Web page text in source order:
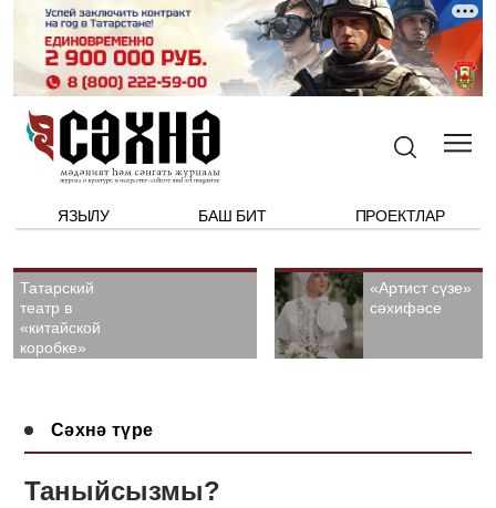
ЯЗЫЛУ БАШ БИТ ПРОЕКТЛАР
Татарский
театр в
«китайской
коробке»
«Артист сүзе»
сәхифәсе
Сәхнә түре
Таныйсызмы?